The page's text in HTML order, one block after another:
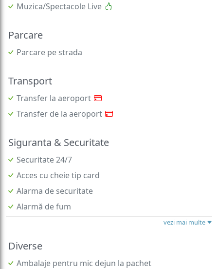
Muzica/Spectacole Live
Parcare
Parcare pe strada
Transport
Transfer la aeroport
Transfer de la aeroport
Siguranta & Securitate
Securitate 24/7
Acces cu cheie tip card
Alarma de securitate
Alarmă de fum
vezi mai multe
Diverse
Ambalaje pentru mic dejun la pachet